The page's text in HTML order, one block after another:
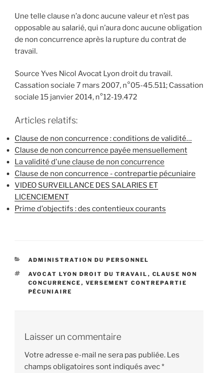
Une telle clause n’a donc aucune valeur et n’est pas
opposable au salarié, qui n’aura donc aucune obligation
de non concurrence après la rupture du contrat de
travail.
Source Yves Nicol Avocat Lyon droit du travail.
Cassation sociale 7 mars 2007, n°05-45.511; Cassation
sociale 15 janvier 2014, n°12-19.472
Articles relatifs:
Clause de non concurrence : conditions de validité…
Clause de non concurrence payée mensuellement
La validité d'une clause de non concurrence
Clause de non concurrence - contrepartie pécuniaire
VIDEO SURVEILLANCE DES SALARIES ET
LICENCIEMENT
Prime d'objectifs : des contentieux courants
CATÉGORIES
ADMINISTRATION DU PERSONNEL
ÉTIQUETTES
AVOCAT LYON DROIT DU TRAVAIL , CLAUSE NON
CONCURRENCE , VERSEMENT CONTREPARTIE
PÉCUNIAIRE
Laisser un commentaire
Votre adresse e-mail ne sera pas publiée. Les
champs obligatoires sont indiqués avec*